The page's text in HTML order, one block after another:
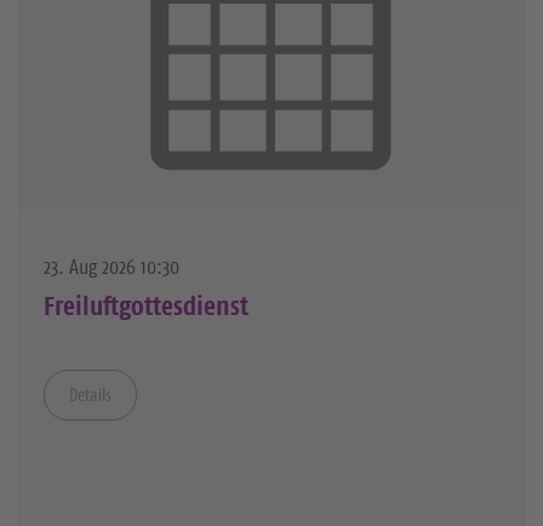
23. Aug 2026 10:30
Freiluftgottesdienst
Details